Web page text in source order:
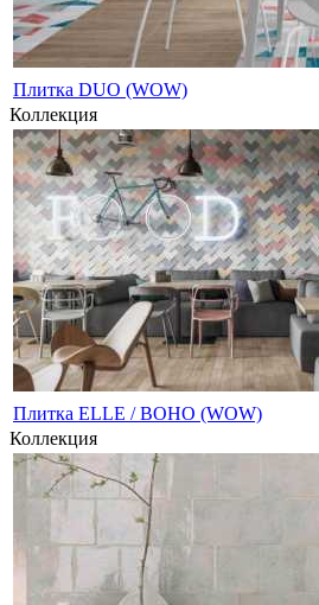
Плитка DUO (WOW)
Коллекция
Плитка ELLE / BOHO (WOW)
Коллекция